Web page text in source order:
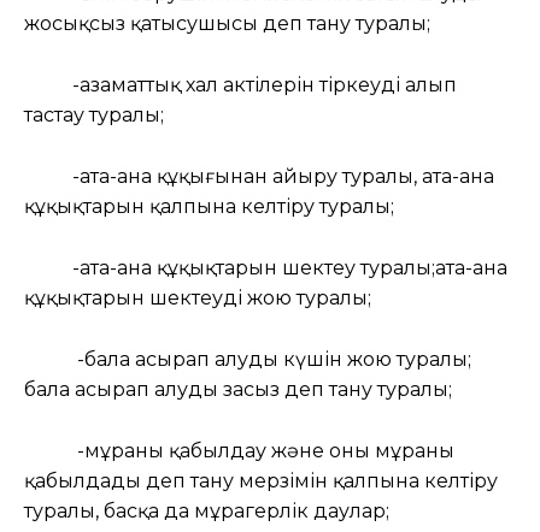
жосықсыз қатысушысы деп тану туралы;
-азаматтық хал актілерін тіркеуді алып
тастау туралы;
-ата-ана құқығынан айыру туралы, ата-ана
құқықтарын қалпына келтіру туралы;
-ата-ана құқықтарын шектеу туралы;ата-ана
құқықтарын шектеуді жою туралы;
-бала асырап алудың күшін жою туралы;
бала асырап алуды заңсыз деп тану туралы;
-мұраны қабылдау және оны мұраны
қабылдады деп тану мерзімін қалпына келтіру
туралы, басқа да мұрагерлік даулар;